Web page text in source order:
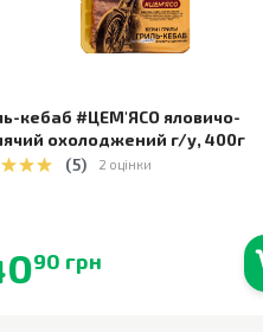
кебаб #ЦЕМ'ЯСО яловичо-
охолоджений г/у, 400г
(5) 2 оцінки
90 грн